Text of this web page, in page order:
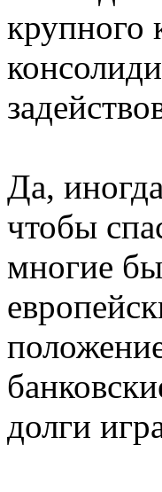
крупного
Да,
чтобы
многие
долги